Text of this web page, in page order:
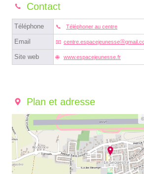
Contact
Téléphone Téléphoner au centre
Email
Site web www.espacejeunesse.fr
Plan et adresse